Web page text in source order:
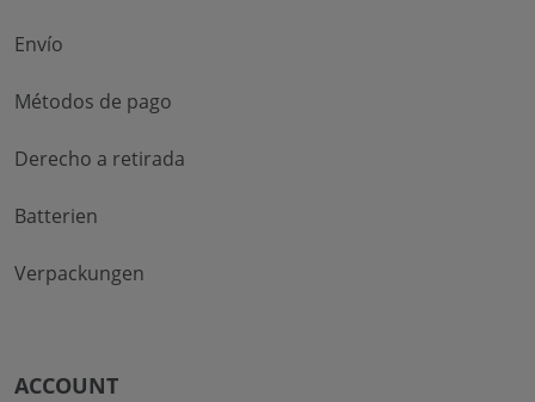
Envío
Métodos de pago
Derecho a retirada
Batterien
Verpackungen
ACCOUNT